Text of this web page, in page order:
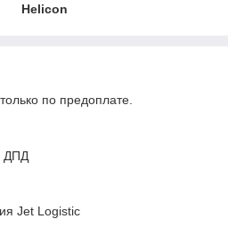
Helicon
по предоплате.
ДПД
Jet Logistic